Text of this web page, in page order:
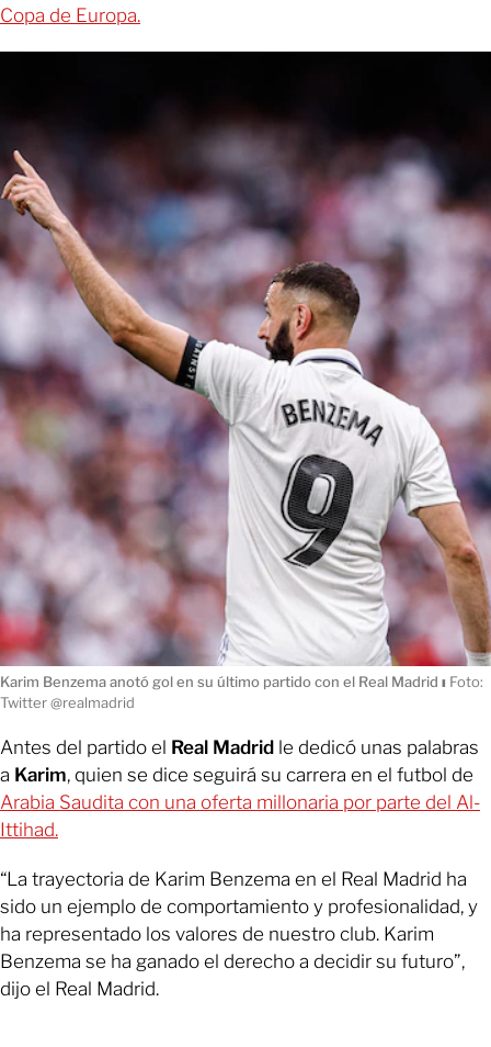
Copa de Europa.
Karim Benzema anotó gol en su último partido con el Real Madrid ı Foto:
Twitter @realmadrid
Antes del partido el Real Madrid le dedicó unas palabras
a Karim, quien se dice seguirá su carrera en el futbol de
Arabia Saudita con una oferta millonaria por parte del Al-
Ittihad.
“La trayectoria de Karim Benzema en el Real Madrid ha
sido un ejemplo de comportamiento y profesionalidad, y
ha representado los valores de nuestro club. Karim
Benzema se ha ganado el derecho a decidir su futuro”,
dijo el Real Madrid.